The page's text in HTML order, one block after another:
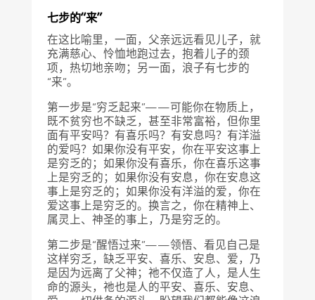
七步的“来”
在这比喻里，一面，父亲远远看见儿子，就
充满慈心、怜恤地跑过去，抱着儿子的颈
项，热切地亲吻；另一面，浪子有七步的
“来”。
第一步是“穷乏起来”——可能你在物质上，
既不贫穷也不缺乏，甚至非常富裕，但你里
面有平安吗？有喜乐吗？有安息吗？有洋溢
的爱吗？如果你没有平安，你在平安这事上
是穷乏的；如果你没有喜乐，你在喜乐这事
上是穷乏的；如果你没有安息，你在安息这
事上是穷乏的；如果你没有洋溢的爱，你在
爱这事上是穷乏的。换言之，你在精神上、
属灵上、神圣的事上，乃是穷乏的。
第二步是“醒悟过来”——领悟、看见自己是
这样穷乏，缺乏平安、喜乐、安息、爱，乃
是因为远离了父神；祂不仅造了人，是人生
命的源头，祂也是人的平安、喜乐、安息、